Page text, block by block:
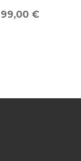
99,00 €